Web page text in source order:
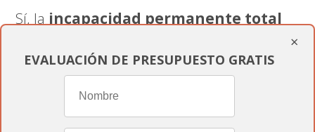
Sí, la incapacidad permanente total
profesión distinta a la que realizabas antes
de la incapacidad.
×
EVALUACIÓN DE PRESUPUESTO GRATIS